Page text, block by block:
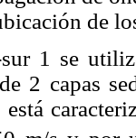
de
1 se
2 capas